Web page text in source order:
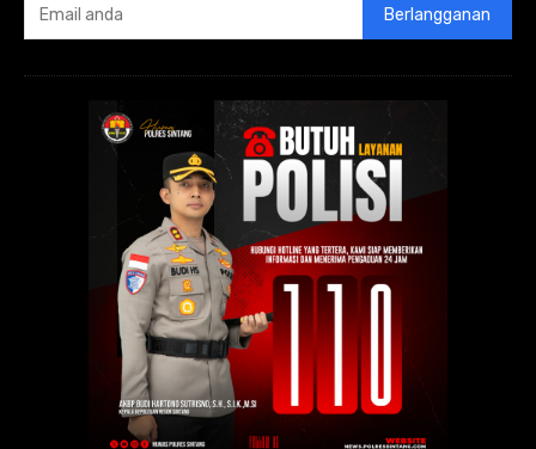
Berlangganan